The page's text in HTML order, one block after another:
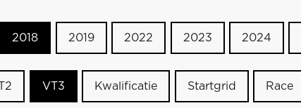
2018 2019 2022 2023 2024
VT3 Kwalificatie Startgrid Race